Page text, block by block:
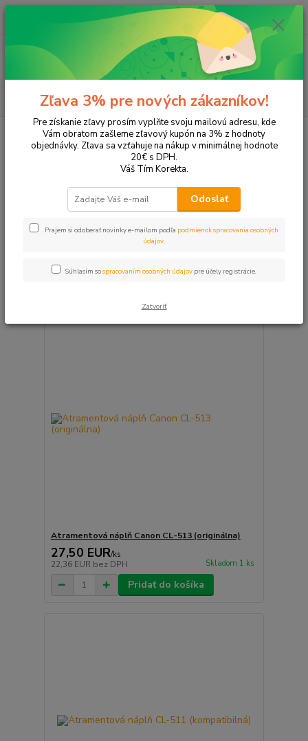
Hľadať
ks
za 0,00 EUR
Tonery a náplne do tlačiarní Canon MP490
Upresniť parametre
Najdrahšie
Zobrazujem 1-7 z 7
Atramentová náplň Canon CL-513 (originálna)
27,50 EUR/ks
22,36 EUR bez DPH Skladom 1 ks
Pridať do košíka
Zľava 3% pre nových zákazníkov!
Pre získanie zľavy prosím vyplňte svoju mailovú adresu, kde
Vám obratom zašleme zľavový kupón na 3% z hodnoty
objednávky. Zľava sa vzťahuje na nákup v minimálnej hodnote
20€ s DPH.
Váš Tím Korekta.
Odoslať
Prajem si odoberať novinky e-mailom podľa podmienok spracovania osobných
údajov.
Súhlasím sospracovaním osobných údajov pre účely registrácie.
Zatvoriť